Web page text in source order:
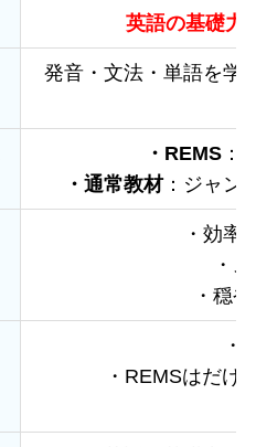
英語の基礎力
発音・文法・単語を学
・REMS：
・通常教材：ジャン
・効率
・
・穏
・
・REMSはだけ